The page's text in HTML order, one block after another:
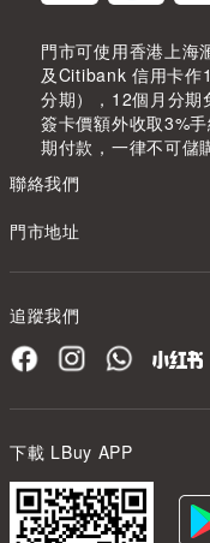
門市可使用香港上海
及Citibank 信用卡作
分期），12個月分期
簽卡價額外收取3%
期付款，一律不可儲
聯絡我們
門市地址
追蹤我們
下載 LBuy APP